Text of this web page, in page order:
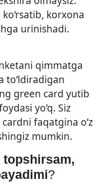
korxona
urinishadi.
qimmatga
to’ldiradigan
green card yutib
yo’q. Siz
faqatgina o’z
mumkin.
topshirsam,
?